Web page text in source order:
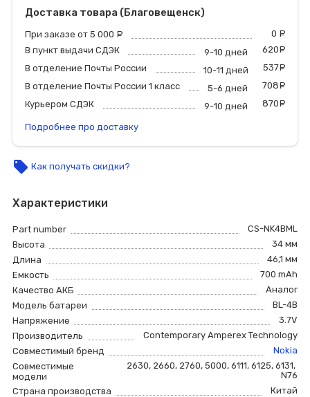
Доставка товара (Благовещенск)
При заказе от 5 000 0
В пункт выдачи СДЭК
9-10 дней 620
В отделение Почты России
10-11 дней 537
В отделение Почты России 1 класс
5-6 дней 708
Курьером СДЭК
9-10 дней 870
Подробнее про доставку
local_offer Как получать скидки?
Характеристики
Part number
CS-NK4BML
Высота
34 мм
Длина
46,1 мм
Емкость
700 mAh
Качество АКБ
Аналог
Модель батареи
BL-4B
Напряжение
3.7V
Производитель
Contemporary Amperex Technology
Совместимый бренд
Nokia
Совместимые
модели
2630, 2660, 2760, 5000, 6111, 6125, 6131,
N76
Страна производства
Китай